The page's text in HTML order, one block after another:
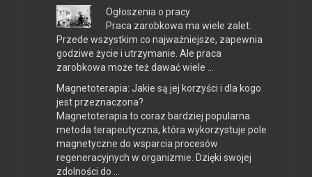
Ogłoszenia o pracy
Praca zarobkowa ma wiele zalet.
Przede wszystkim co najważniejsze, zapewnia
godziwe życie i utrzymanie. Ale praca
zarobkowa może też dawać wiele …
Magnetoterapia: Jakie są jej korzyści i dla kogo
jest przeznaczona?
Magnetoterapia to coraz bardziej popularna
metoda terapeutyczna, która wykorzystuje pole
magnetyczne do wsparcia procesów
regeneracyjnych w organizmie. Dzięki swojej
zdolności do …